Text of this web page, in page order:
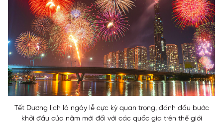
Tết Dương lịch là ngày lễ cực kỳ quan trọng, đánh dấu bước
khởi đầu của năm mới đối với các quốc gia trên thế giới